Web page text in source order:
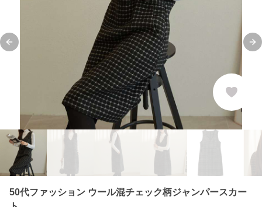
Previous slide
50代ファッション ウール混チェック柄ジャンパースカー